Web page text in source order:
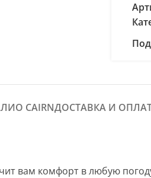
О CAIRNДОСТАВКА И
вам комфорт в любую